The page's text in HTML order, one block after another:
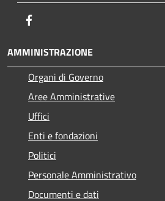
AMMINISTRAZIONE
Organi di Governo
Aree Amministrative
Uffici
Enti e fondazioni
Politici
Personale Amministrativo
Documenti e dati